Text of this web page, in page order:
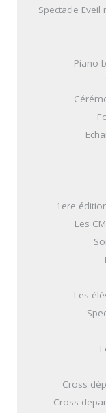
Spectacle Eveil
Piano
1ere
Les
Les
Cross
Cross